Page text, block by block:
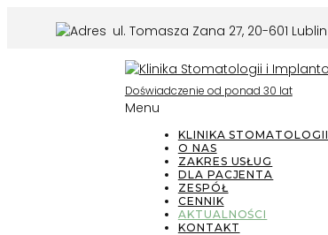
ul. Tomasza Zana 27, 20-601 Lublin
Doświadczenie od ponad 30 lat
Menu
KLINIKA STOMATOLOGII
O NAS
ZAKRES USŁUG
DLA PACJENTA
ZESPÓŁ
CENNIK
AKTUALNOŚCI
KONTAKT